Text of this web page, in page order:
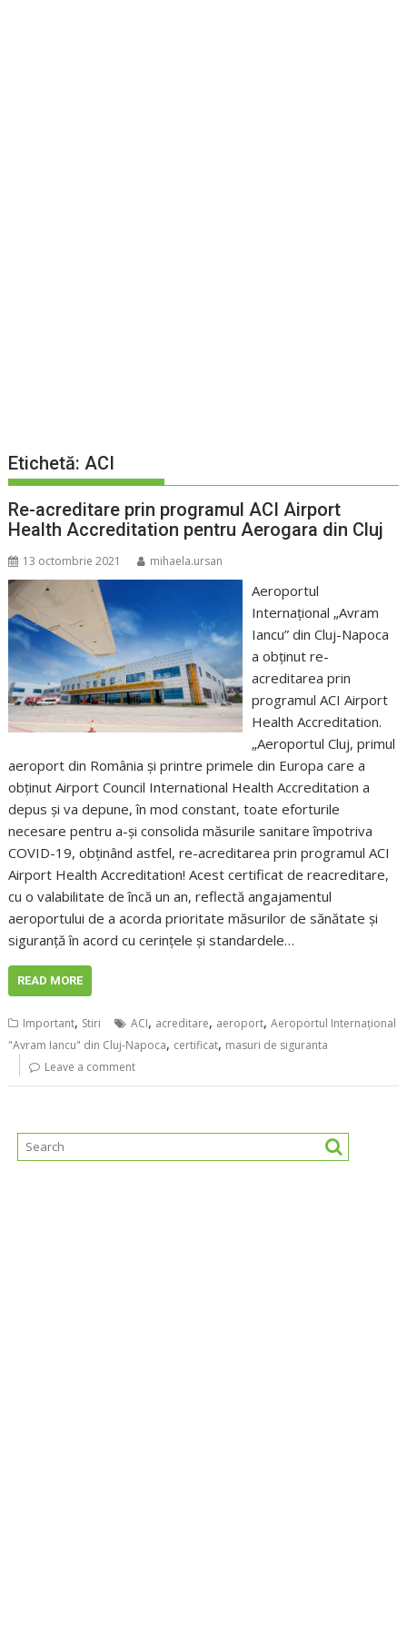
Etichetă:ACI
Re-acreditare prin programul ACI Airport
Health Accreditation pentru Aerogara din Cluj
13 octombrie 2021 mihaela.ursan
Aeroportul
Internațional „Avram
Iancu” din Cluj-Napoca
a obținut re-
acreditarea prin
programul ACI Airport
Health Accreditation.
„Aeroportul Cluj, primul
aeroport din România şi printre primele din Europa care a
obţinut Airport Council International Health Accreditation a
depus și va depune, în mod constant, toate eforturile
necesare pentru a-și consolida măsurile sanitare împotriva
COVID-19, obținând astfel, re-acreditarea prin programul ACI
Airport Health Accreditation! Acest certificat de reacreditare,
cu o valabilitate de încă un an, reflectă angajamentul
aeroportului de a acorda prioritate măsurilor de sănătate și
siguranță în acord cu cerinţele şi standardele…
READ MORE
Important, Stiri ACI, acreditare, aeroport,Aeroportul Internațional
"Avram Iancu" din Cluj-Napoca, certificat, masuri de siguranta
Leave a comment